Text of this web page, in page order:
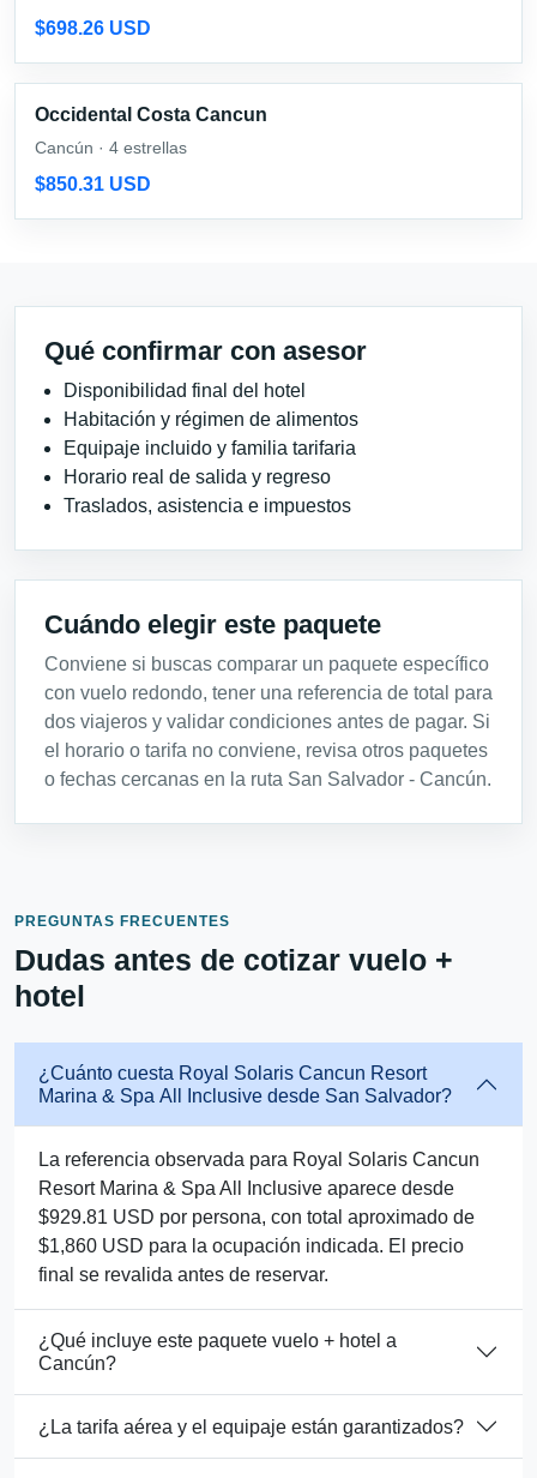
$698.26 USD
Occidental Costa Cancun
Cancún · 4 estrellas
$850.31 USD
Qué confirmar con asesor
Disponibilidad final del hotel
Habitación y régimen de alimentos
Equipaje incluido y familia tarifaria
Horario real de salida y regreso
Traslados, asistencia e impuestos
Cuándo elegir este paquete
Conviene si buscas comparar un paquete específico
con vuelo redondo, tener una referencia de total para
dos viajeros y validar condiciones antes de pagar. Si
el horario o tarifa no conviene, revisa otros paquetes
o fechas cercanas en la ruta San Salvador - Cancún.
PREGUNTAS FRECUENTES
Dudas antes de cotizar vuelo +
hotel
¿Cuánto cuesta Royal Solaris Cancun Resort
Marina & Spa All Inclusive desde San Salvador?
La referencia observada para Royal Solaris Cancun
Resort Marina & Spa All Inclusive aparece desde
$929.81 USD por persona, con total aproximado de
$1,860 USD para la ocupación indicada. El precio
final se revalida antes de reservar.
¿Qué incluye este paquete vuelo + hotel a
Cancún?
¿La tarifa aérea y el equipaje están garantizados?